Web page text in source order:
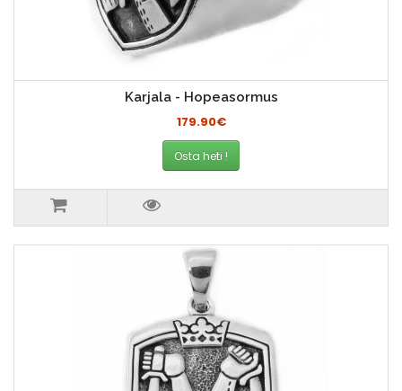
Karjala - Hopeasormus
179.90€
Osta heti !